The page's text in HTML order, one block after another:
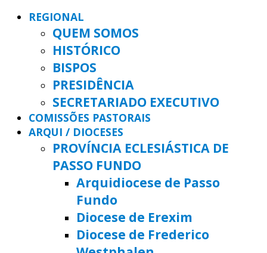
REGIONAL
QUEM SOMOS
HISTÓRICO
BISPOS
PRESIDÊNCIA
SECRETARIADO EXECUTIVO
COMISSÕES PASTORAIS
ARQUI / DIOCESES
PROVÍNCIA ECLESIÁSTICA DE
PASSO FUNDO
Arquidiocese de Passo
Fundo
Diocese de Erexim
Diocese de Frederico